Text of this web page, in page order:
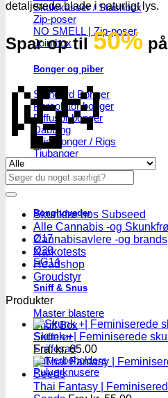
Skulekasser / Stashbox
Zip-poser
NO SMELL | Zip-poser
Jointbox
Bonger og piber
Standard Bonger
Percolator bonger
Diffusor bonger
Dabbing
Olie Bonger / Rigs
Tjubanger
Piber
Bonghoveder
Ø17
Ø20
SG14
Sniff & Snus
Master blastere
Snuff Box
Snifferør
Sniffesæt
Pulverbeholdere
Pulverknusere
Spar op til50%
💸
Se alle tilbud her
Søg
efter:
Skunkfrø hos Subseed
Alle Cannabis -og Skunkfrø
Cannabisavlere -og brands
Narkotests
Headshop
Groudstyr
Produkter
Skunk +| Feminiserede
Fra:kr.65.00
Thai Fantasy |